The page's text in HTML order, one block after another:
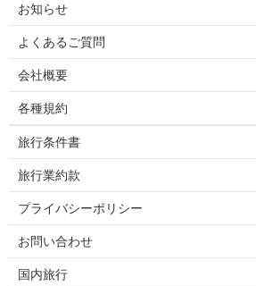
お知らせ
よくあるご質問
会社概要
各種規約
旅行条件書
旅行業約款
プライバシーポリシー
お問い合わせ
国内旅行